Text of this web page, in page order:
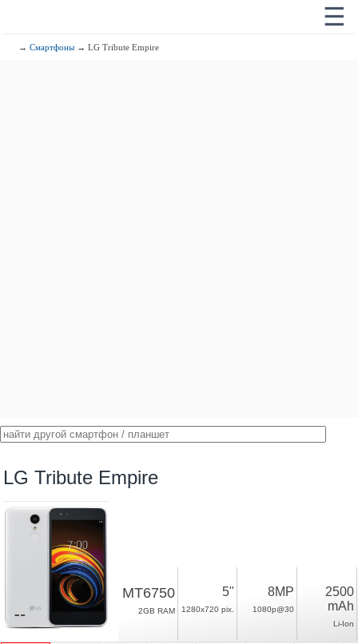
☰
→Смартфоны → LG Tribute Empire
LG Tribute Empire
MT6750
2GB RAM
5"
1280x720 pix.
8MP
1080p@30
2500
mAh
Li-Ion